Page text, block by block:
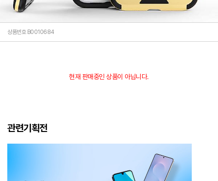
상품번호 B0010684
현재 판매중인 상품이 아닙니다.
관련기획전